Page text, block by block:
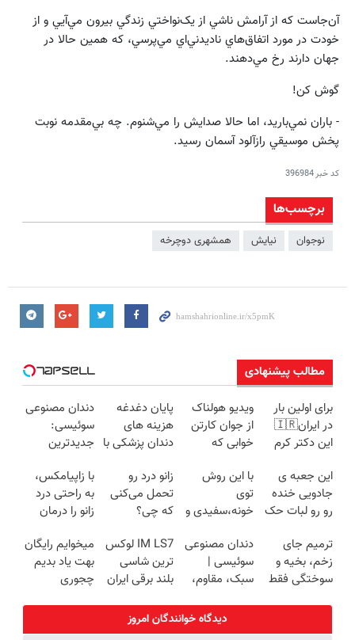
آن‌جاست که از آرامش ناشي از يک‌نواختي زندگي بيرون مي‌آيي و از
خودت در مورد اتفاق‌هاي نا‌ديدني‌اي مي‌پرسي، که همين حالا در
جهان دارند رخ مي‌دهند.
گوش کن!
- باران ‌نمي‌باريد، اما حالا صدايش را مي‌شنوم. چه بي‌مقدمه نوبت
پخش موسيقي راز‌آلود آسمان رسيد.
کد خبر396984
برچسب‌ها
نوجوان نیایش همشهری دوچرخه
مطالب پیشنهادی
برای اولین بار
در ایران🇮🇷
این دکتر کرم
روزه ساخت!
ویدیو هولناک
از جوان کارتن
خوابی که
آموزش رایگان
پایان دغدغه
هزینه های
دندان پزشکی با
کننده خانگی
دندان مصنوعی
سوئیسی:
جدیدترین
سبک و مقاوم |
پرداخت قسطی
این جعبه ی
جادویی خنده
رو رو لبات حک
خرید40%تخفیف
با این روش
توی
خونه،سفیدی و
برگردون
(40%off)
زانو درد رو
تحمل می‌کنی
که چی؟
همین‌جاست!
با زاپیامکس،
به راحتی درد
زانو را درمان
ترمیم جای
زخم، بخیه و
سوختگی فقط
دندان مصنوعی
سوئیسی |
سبک، مقاوم،
رایگان+پرداخت
اقساطی😍
IM LS7 لوکس
ترین شاسی
بلند برقی ایران
میخوایم رایگان
بهت یاد بدیم
چجوری
مجانیه
دیدگاه خوانندگان امروز